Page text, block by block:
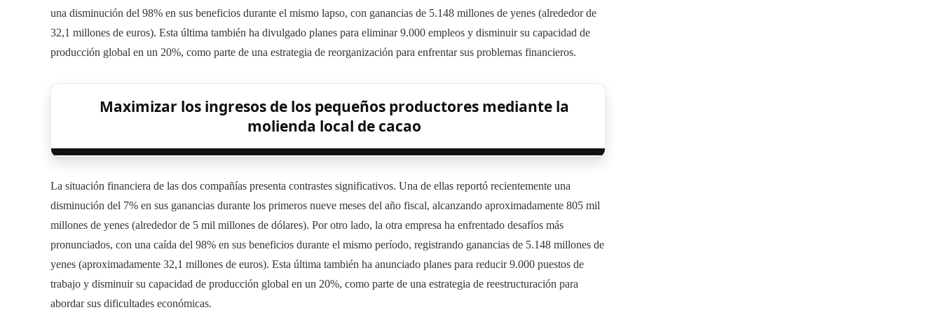
una disminución del 98% en sus beneficios durante el mismo lapso, con ganancias de 5.148 millones de yenes (alrededor de
32,1 millones de euros). Esta última también ha divulgado planes para eliminar 9.000 empleos y disminuir su capacidad de
producción global en un 20%, como parte de una estrategia de reorganización para enfrentar sus problemas financieros.
Maximizar los ingresos de los pequeños productores mediante la
molienda local de cacao
La situación financiera de las dos compañías presenta contrastes significativos. Una de ellas reportó recientemente una
disminución del 7% en sus ganancias durante los primeros nueve meses del año fiscal, alcanzando aproximadamente 805 mil
millones de yenes (alrededor de 5 mil millones de dólares). Por otro lado, la otra empresa ha enfrentado desafíos más
pronunciados, con una caída del 98% en sus beneficios durante el mismo período, registrando ganancias de 5.148 millones de
yenes (aproximadamente 32,1 millones de euros). Esta última también ha anunciado planes para reducir 9.000 puestos de
trabajo y disminuir su capacidad de producción global en un 20%, como parte de una estrategia de reestructuración para
abordar sus dificultades económicas.